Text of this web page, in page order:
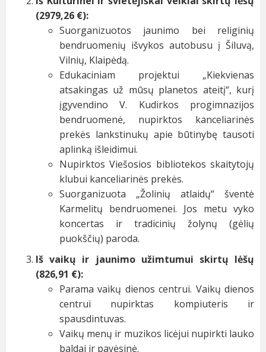
(2979,26 €):
Suorganizuotos jaunimo bei religinių
bendruomenių išvykos autobusu į Šiluvą,
Vilnių, Klaipėdą.
Edukaciniam projektui „Kiekvienas
atsakingas už mūsų planetos ateitį“, kurį
įgyvendino V. Kudirkos progimnazijos
bendruomenė, nupirktos kanceliarinės
prekės lankstinukų apie būtinybę tausoti
aplinką išleidimui.
Nupirktos Viešosios bibliotekos skaitytojų
klubui kanceliarinės prekės.
Suorganizuota „Žolinių atlaidų“ šventė
Karmelitų bendruomenei. Jos metu vyko
koncertas ir tradicinių žolynų (gėlių
puokščių) paroda.
Iš vaikų ir jaunimo užimtumui skirtų lėšų
(826,91 €):
Parama vaikų dienos centrui. Vaikų dienos
centrui nupirktas kompiuteris ir
spausdintuvas.
Vaikų menų ir muzikos licėjui nupirkti lauko
baldai ir pavėsinė.